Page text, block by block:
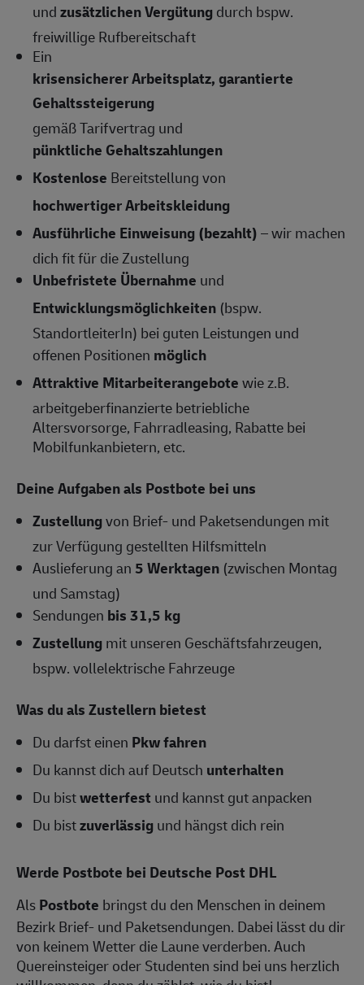
undzusätzlichen Vergütungdurch bspw.
freiwillige Rufbereitschaft
Ein
krisensicherer Arbeitsplatz, garantierte
Gehaltssteigerung
gemäß Tarifvertrag und
pünktliche Gehaltszahlungen
Kostenlose Bereitstellung von
hochwertiger Arbeitskleidung
Ausführliche Einweisung (bezahlt)– wir machen
dich fit für die Zustellung
Unbefristete Übernahme und
Entwicklungsmöglichkeiten (bspw.
StandortleiterIn) bei guten Leistungen und
offenen Positionen möglich
Attraktive Mitarbeiterangebotewie z.B.
arbeitgeberfinanzierte betriebliche
Altersvorsorge, Fahrradleasing, Rabatte bei
Mobilfunkanbietern, etc.
Deine Aufgaben als Postbote bei uns
Zustellungvon Brief- und Paketsendungen mit
zur Verfügung gestellten Hilfsmitteln
Auslieferung an5 Werktagen (zwischen Montag
und Samstag)
Sendungen bis 31,5 kg
Zustellungmit unseren Geschäftsfahrzeugen,
bspw. vollelektrische Fahrzeuge
Was du als Zustellern bietest
Du darfst einen Pkw fahren
Du kannst dich auf Deutsch unterhalten
Du bistwetterfest und kannst gut anpacken
Du bistzuverlässigund hängst dich rein
Werde Postbote bei Deutsche Post DHL
AlsPostbote bringst du den Menschen in deinem
Bezirk Brief- und Paketsendungen. Dabei lässt du dir
von keinem Wetter die Laune verderben. Auch
Quereinsteiger oder Studenten sind bei uns herzlich